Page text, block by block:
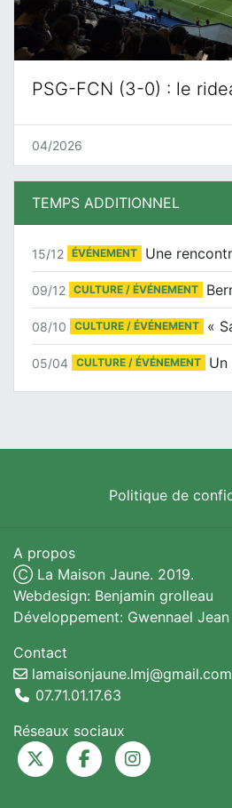
PSG-FCN (3-0) : le
04/2026
TEMPS ADDITIONNEL
15/12 ÉVÉNEMENT
09/12 CULTURE / ÉVÉNEMENT
08/10 CULTURE / ÉVÉNEMENT
05/04 CULTURE / ÉVÉNEMENT
Politique de
A propos
Ⓒ La Maison Jaune. 2019.
Webdesign: Benjamin grolleau
Développement: Gwennael Jean
Contact
lamaisonjaune.lmj@gmail.com
07.71.01.17.63
Réseaux sociaux